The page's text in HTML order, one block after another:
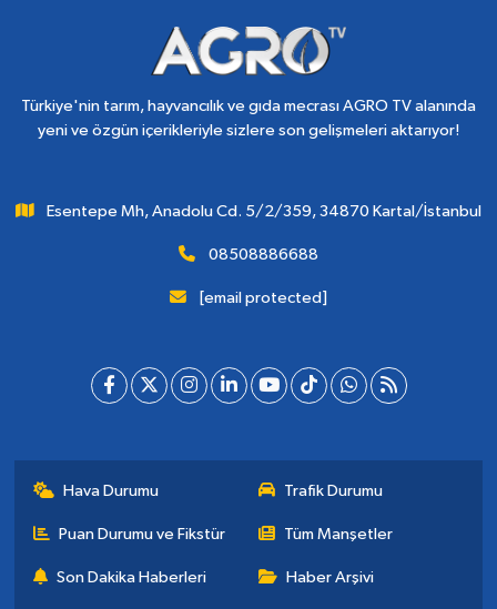
Türkiye'nin tarım, hayvancılık ve gıda mecrası AGRO TV alanında
yeni ve özgün içerikleriyle sizlere son gelişmeleri aktarıyor!
Esentepe Mh, Anadolu Cd. 5/2/359, 34870 Kartal/İstanbul
08508886688
[email protected]
Hava Durumu Trafik Durumu
Puan Durumu ve Fikstür Tüm Manşetler
Son Dakika Haberleri Haber Arşivi